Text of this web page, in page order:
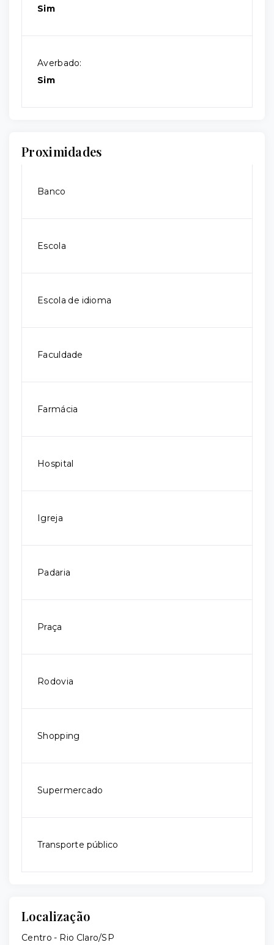
Sim
Averbado:
Sim
Proximidades
Banco
Escola
Escola de idioma
Faculdade
Farmácia
Hospital
Igreja
Padaria
Praça
Rodovia
Shopping
Supermercado
Transporte público
Localização
Centro - Rio Claro/SP